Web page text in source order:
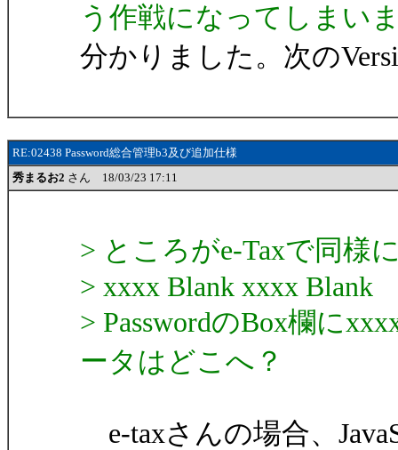
う作戦になってしまい
分かりました。次の
RE:02438 Password総合管理b3及び追加仕様
秀まるお2 さん 18/03/23 17:11
> ところがe-Taxで同様
> xxxx Blank xxxx Blank
> PasswordのBox欄に
ータはどこへ？
e-taxさんの場合、